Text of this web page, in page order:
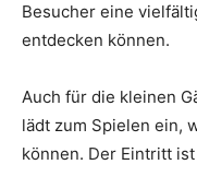
Besucher eine
entdecken können.
Auch für die kleinen
lädt zum Spielen ein,
können. Der Eintritt